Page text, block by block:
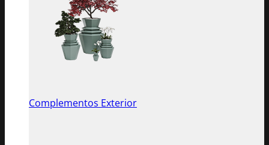
Complementos Exterior